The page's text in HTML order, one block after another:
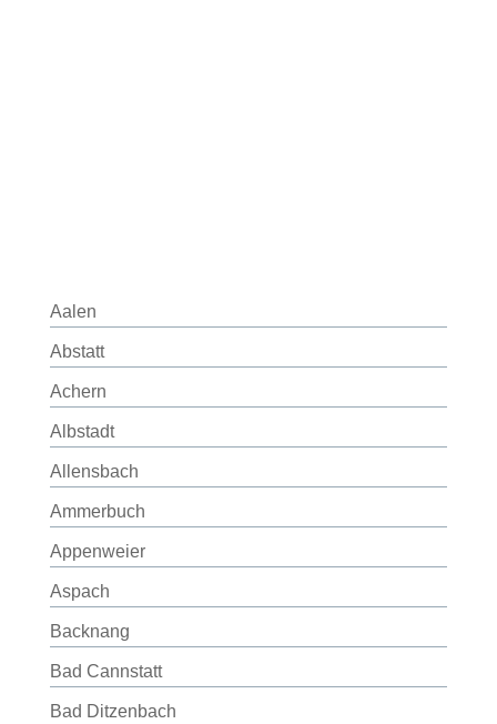
Aalen
Abstatt
Achern
Albstadt
Allensbach
Ammerbuch
Appenweier
Aspach
Backnang
Bad Cannstatt
Bad Ditzenbach